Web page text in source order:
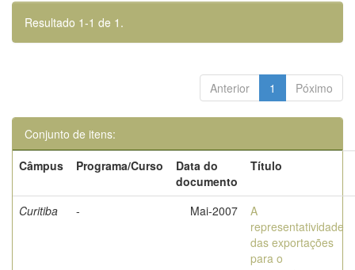
Resultado 1-1 de 1.
Anterior 1 Póximo
Conjunto de itens:
Câmpus
Programa/Curso
Data do
documento
Título
Curitiba - Mai-2007
A
representatividade
das exportações
para o